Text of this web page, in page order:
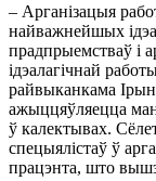
– Арганізацыя
найважнейшых
прадпрыемстваў і
ідэалагічнай
райвыканкама
ажыццяўляецца
ў калектывах.
спецыялістаў ў
працэнта, што